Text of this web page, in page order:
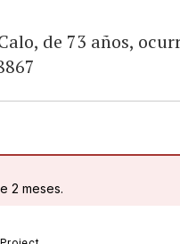
de 73 años,
2 meses.